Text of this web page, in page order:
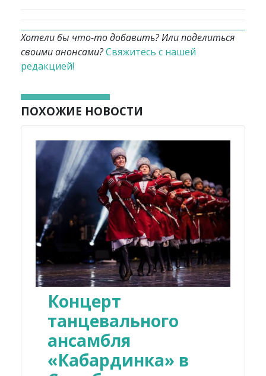
Хотели бы что-то добавить? Или поделиться
своими анонсами?Свяжитесь с нашей
редакцией!
ПОХОЖИЕ НОВОСТИ
Концерт
танцевального
ансамбля
«Кабардинка» в